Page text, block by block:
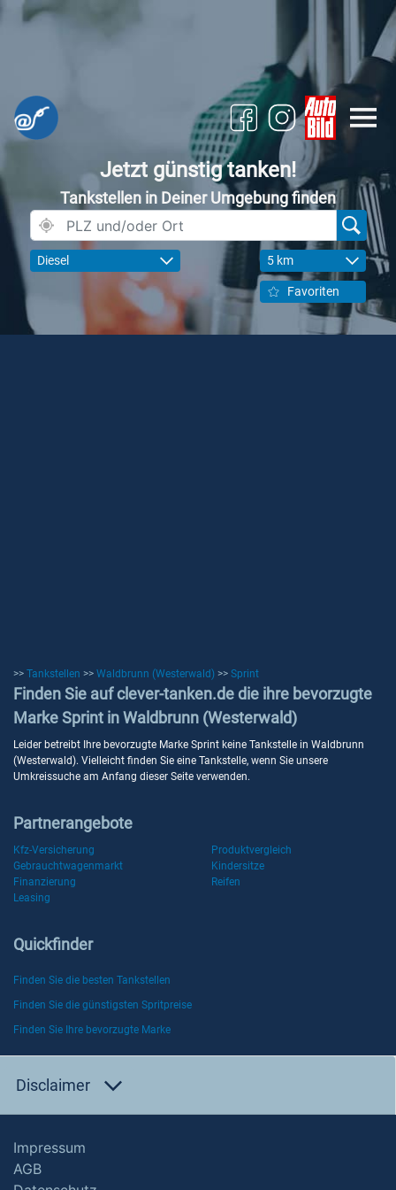
Jetzt günstig tanken!
Tankstellen in Deiner Umgebung finden
Diesel 5 km
Favoriten
>> Tankstellen >> Waldbrunn (Westerwald) >> Sprint
Finden Sie auf clever-tanken.de die ihre bevorzugte
Marke Sprint in Waldbrunn (Westerwald)
Leider betreibt Ihre bevorzugte Marke Sprint keine Tankstelle in Waldbrunn
(Westerwald). Vielleicht finden Sie eine Tankstelle, wenn Sie unsere
Umkreissuche am Anfang dieser Seite verwenden.
Partnerangebote
Kfz-Versicherung
Produktvergleich
Gebrauchtwagenmarkt
Kindersitze
Finanzierung
Reifen
Leasing
Quickfinder
Finden Sie die besten Tankstellen
Finden Sie die günstigsten Spritpreise
Finden Sie Ihre bevorzugte Marke
Disclaimer
Impressum
AGB